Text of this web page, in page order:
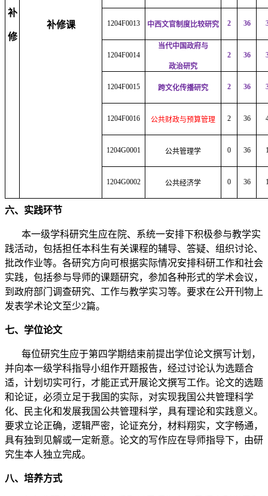
补
修
补修课 1204F0013 中西文官制度比较研究 2 36
1204F0014
当代中国政府与
政治研究
2 36
1204F0015 跨文化传播研究 2 36
1204F0016 公共财政与预算管理 2 36
1204G0001 公共管理学 0 36
1204G0002 公共经济学 0 36
六、实践环节
本一级学科研究生应在院、系统一安排下积极参与教学实
践活动，包括担任本科生有关课程的辅导、答疑、组织讨论、
批改作业等。各研究方向可根据实际情况安排科研工作和社会
实践，包括参与导师的课题研究，参加各种形式的学术会议，
到政府部门调查研究、工作与教学实习等。要求在公开刊物上
发表学术论文至少2篇。
七、学位论文
每位研究生应于第四学期结束前提出学位论文撰写计划，
并向本一级学科指导小组作开题报告，经过讨论认为选题合
适，计划切实可行，才能正式开展论文撰写工作。论文的选题
和论证，必须立足于我国的实际，对实现我国公共管理科学
化、民主化和发展我国公共管理科学，具有理论和实践意义。
要求立论正确，逻辑严密，论证充分，材料翔实，文字畅通，
具有独到见解或一定新意。论文的写作应在导师指导下，由研
究生本人独立完成。
八、培养方式